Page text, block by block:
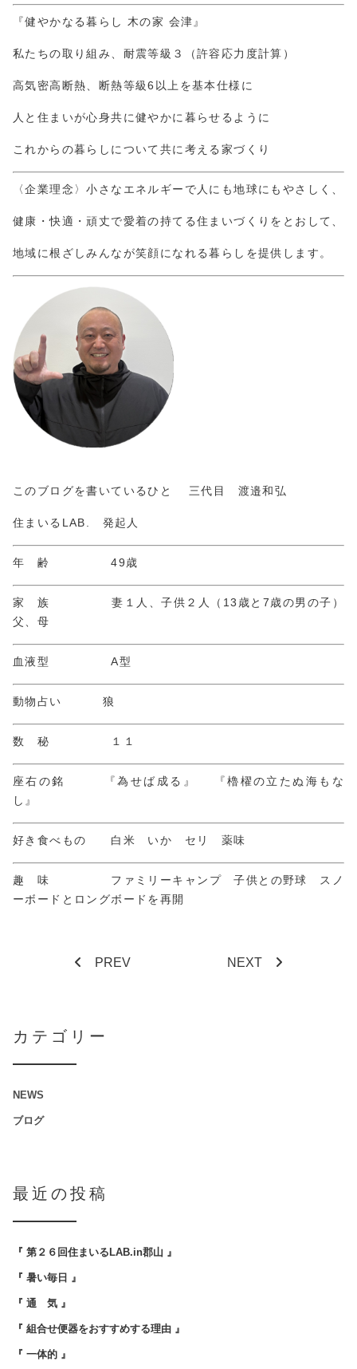
『健やかなる暮らし 木の家 会津』
私たちの取り組み、耐震等級３（許容応力度計算）
高気密高断熱、断熱等級6以上を基本仕様に
人と住まいが心身共に健やかに暮らせるように
これからの暮らしについて共に考える家づくり
〈企業理念〉小さなエネルギーで人にも地球にもやさしく、
健康・快適・頑丈で愛着の持てる住まいづくりをとおして、
地域に根ざしみんなが笑顔になれる暮らしを提供します。
このブログを書いているひと 三代目 渡邉和弘
住まいるLAB. 発起人
年 齢 49歳
家 族 妻１人、子供２人（13歳と7歳の男の子）
父、母
血液型 A型
動物占い 狼
数 秘 １１
座右の銘 『為せば成る』 『櫓櫂の立たぬ海もな
し』
好き食べもの 白米 いか セリ 薬味
趣 味 ファミリーキャンプ 子供との野球 スノ
ーボードとロングボードを再開
PREV NEXT
カテゴリー
NEWS
ブログ
最近の投稿
『 第２６回住まいるLAB.in郡山 』
『 暑い毎日 』
『 通 気 』
『 組合せ便器をおすすめする理由 』
『 一体的 』